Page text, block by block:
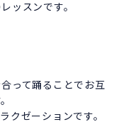
ッスンです。
って踊ることでお互
クゼーションです。